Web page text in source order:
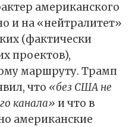
американского
и на «нейтралитет»
(фактически
проектов),
маршруту. Трамп
что «без США не
канала» и что в
американские